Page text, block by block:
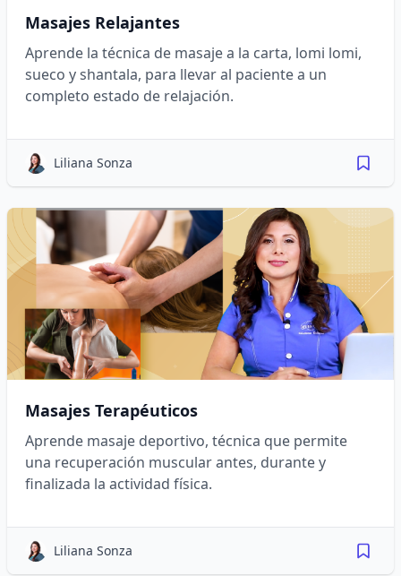
Masajes Relajantes
Aprende la técnica de masaje a la carta, lomi lomi,
sueco y shantala, para llevar al paciente a un
completo estado de relajación.
Liliana Sonza
Masajes Terapéuticos
Aprende masaje deportivo, técnica que permite
una recuperación muscular antes, durante y
finalizada la actividad física.
Liliana Sonza